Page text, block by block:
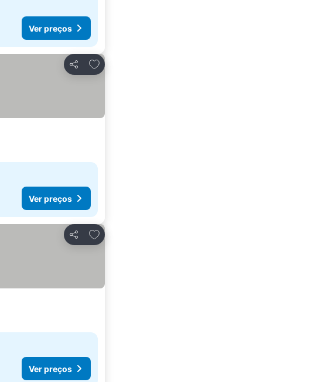
Ver preços
Partilhar
Adicionar aos favoritos
Ver preços
Partilhar
Adicionar aos favoritos
Ver preços